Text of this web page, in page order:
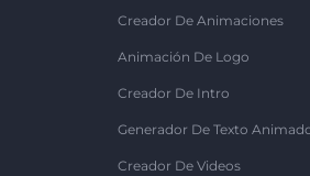
Creador De Animaciones
Animación De Logo
Creador De Intro
Generador De Texto
Creador De Videos